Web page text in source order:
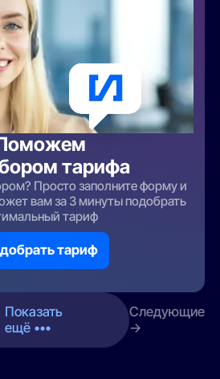
тарифа
Просто заполните форму и
вам за 3 минуты подобрать
тариф
тариф
Показать
ещё •••
Следующие
→